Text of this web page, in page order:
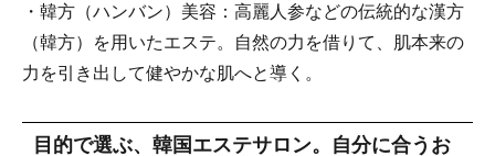
・韓方（ハンバン）美容：高麗人参などの伝統的な漢方
（韓方）を用いたエステ。自然の力を借りて、肌本来の
力を引き出して健やかな肌へと導く。
目的で選ぶ、韓国エステサロン。自分に合うお